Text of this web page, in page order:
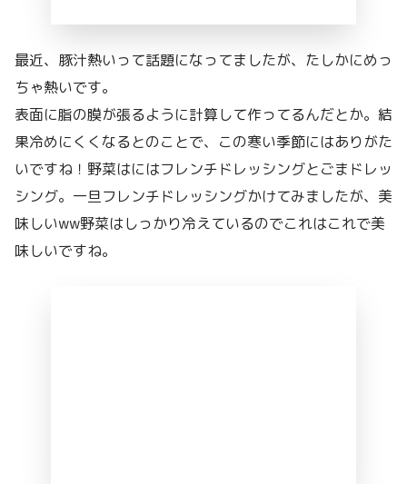
最近、豚汁熱いって話題になってましたが、たしかにめっ
ちゃ熱いです。
表面に脂の膜が張るように計算して作ってるんだとか。結
果冷めにくくなるとのことで、この寒い季節にはありがた
いですね！野菜はにはフレンチドレッシングとごまドレッ
シング。一旦フレンチドレッシングかけてみましたが、美
味しいww野菜はしっかり冷えているのでこれはこれで美
味しいですね。